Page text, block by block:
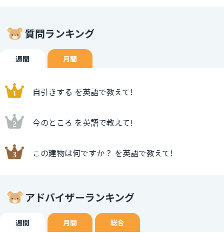
質問ランキング
週間 月間
自引きする を英語で教えて!
今のところ を英語で教えて!
この建物は何ですか？ を英語で教えて!
アドバイザーランキング
週間 月間 総合